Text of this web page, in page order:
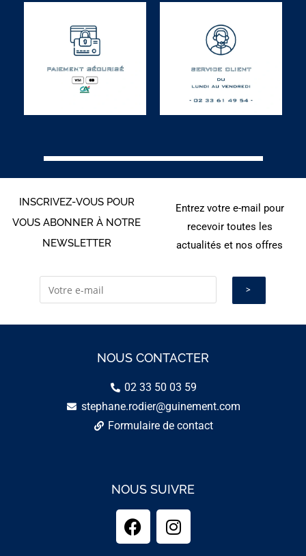
INSCRIVEZ-VOUS POUR
VOUS ABONNER À NOTRE
NEWSLETTER
Entrez votre e-mail pour
recevoir toutes les
actualités et nos offres
NOUS CONTACTER
02 33 50 03 59
stephane.rodier@guinement.com
Formulaire de contact
NOUS SUIVRE